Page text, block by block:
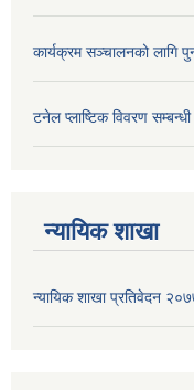
कार्यक्रम सञ्चालनको लागि
टनेल प्लाष्टिक विवरण
न्यायिक शाखा
न्यायिक शाखा प्रतिवेदन